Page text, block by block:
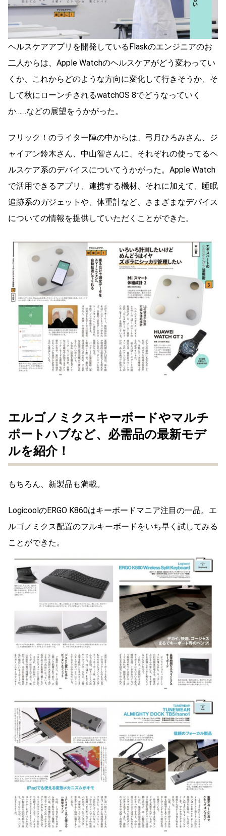
ヘルスケアアプリを開発しているFlaskのエンジニアのお
二人からは、Apple Watchのヘルスケアがどう変わってい
くか、これからどのような方向に変化して行きそうか、そ
して秋にローンチされるwatchOS 8でどうなっていく
か……などの展望をうかがった。
フリック！のライター陣の中からは、弓月ひろみさん、ジ
ャイアン鈴木さん、中山智さんに、それぞれの使ってるヘ
ルスケア系のデバイスについてうかがった。Apple Watch
で活用できるアプリ、連携する機材、それに加えて、睡眠
追跡系のガジェットや、体重計など、さまざまなデバイス
についての情報を提供していただくことができた。
エルゴノミクスキーボードやマルチ
ポートハブなど、必需品の最新モデ
ルを紹介！
もちろん、新製品も満載。
LogicoolのERGO K860はキーボードマニア注目の一品。エ
ルゴノミクス配置のフルキーボードをいち早く試してみる
ことができた。